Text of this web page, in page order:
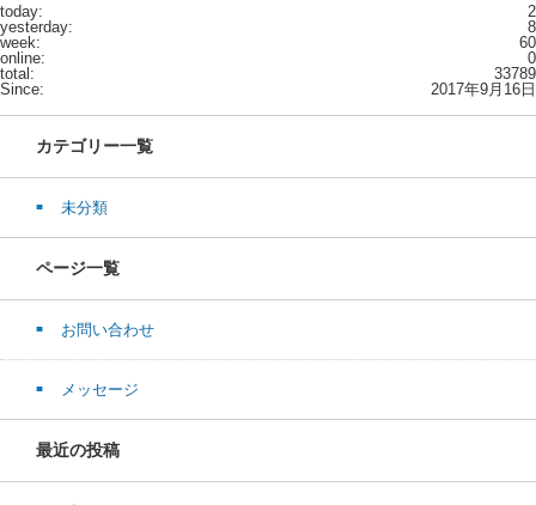
2
today:
8
yesterday:
60
week:
0
online:
33789
total:
2017年9月16日
Since:
カテゴリー一覧
未分類
ページ一覧
お問い合わせ
メッセージ
最近の投稿